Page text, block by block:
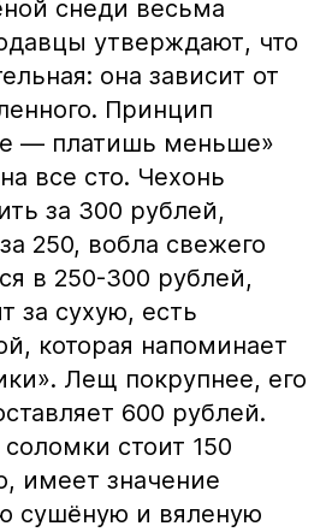
снеди весьма
утверждают, что
она зависит от
Принцип
— платишь меньше»
все сто. Чехонь
за 300 рублей,
250, вобла свежего
в 250-300 рублей,
за сухую, есть
которая напоминает
Лещ покрупнее, его
600 рублей.
стоит 150
имеет значение
сушёную и вяленую